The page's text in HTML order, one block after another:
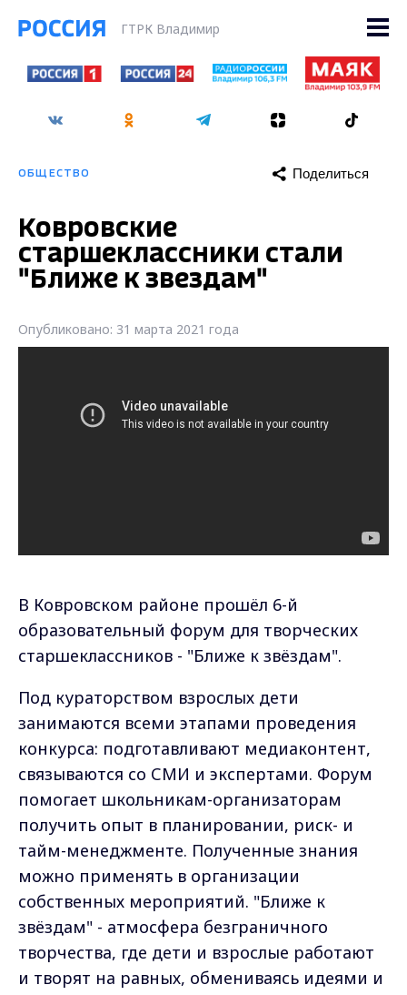
ГТРК Владимир
ОБЩЕСТВО Поделиться
Ковровские
старшеклассники стали
"Ближе к звездам"
Опубликовано: 31 марта 2021 года
В Ковровском районе прошёл 6-й
образовательный форум для творческих
старшеклассников - "Ближе к звёздам".
Под кураторством взрослых дети
занимаются всеми этапами проведения
конкурса: подготавливают медиаконтент,
связываются со СМИ и экспертами. Форум
помогает школьникам-организаторам
получить опыт в планировании, риск- и
тайм-менеджменте. Полученные знания
можно применять в организации
собственных мероприятий. "Ближе к
звёздам" - атмосфера безграничного
творчества, где дети и взрослые работают
и творят на равных, обмениваясь идеями и